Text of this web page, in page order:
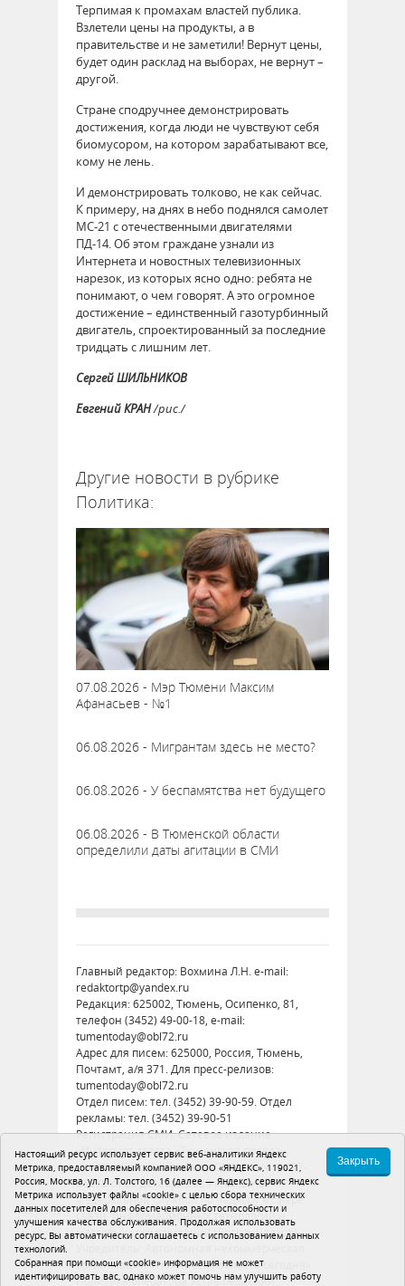
Терпимая к промахам властей публика.
Взлетели цены на продукты, а в
правительстве и не заметили! Вернут цены,
будет один расклад на выборах, не вернут –
другой.
Стране сподручнее демонстрировать
достижения, когда люди не чувствуют себя
биомусором, на котором зарабатывают все,
кому не лень.
И демонстрировать толково, не как сейчас.
К примеру, на днях в небо поднялся самолет
МС-21 с отечественными двигателями
ПД-14. Об этом граждане узнали из
Интернета и новостных телевизионных
нарезок, из которых ясно одно: ребята не
понимают, о чем говорят. А это огромное
достижение – единственный газотурбинный
двигатель, спроектированный за последние
тридцать с лишним лет.
Сергей ШИЛЬНИКОВ
Евгений КРАН/рис./
Другие новости в рубрике
Политика:
07.08.2026 - Мэр Тюмени Максим
Афанасьев - №1
06.08.2026 - Мигрантам здесь не место?
06.08.2026 - У беспамятства нет будущего
06.08.2026 - В Тюменской области
определили даты агитации в СМИ
Главный редактор: Вохмина Л.Н. e-mail:
redaktortp@yandex.ru
Редакция: 625002, Тюмень, Осипенко, 81,
телефон (3452) 49-00-18, e-mail:
tumentoday@obl72.ru
Адрес для писем: 625000, Россия, Тюмень,
Почтамт, а/я 371. Для пресс-релизов:
tumentoday@obl72.ru
Отдел писем: тел. (3452) 39-90-59. Отдел
рекламы: тел. (3452) 39-90-51
Регистрация СМИ: Сетевое издание
«Интернет-газета «Тюменская правда»,
регистрационный номер СМИ Эл № ФС77-
86575 от 26 декабря 2023 г. выдано
Федеральной службой по надзору в сфере
связи, информационных технологий и
массовых коммуникаций (Роскомнадзор)
организация «Тюменская область сегодня»
Политика оператора Устав редакции
Настоящий ресурс использует сервис веб-аналитики Яндекс
Метрика, предоставляемый компанией ООО «ЯНДЕКС», 119021,
Россия, Москва, ул. Л. Толстого, 16 (далее — Яндекс), сервис Яндекс
Метрика использует файлы «cookie» с целью сбора технических
данных посетителей для обеспечения работоспособности и
улучшения качества обслуживания. Продолжая использовать
ресурс, Вы автоматически соглашаетесь с использованием данных
технологий.
Собранная при помощи «cookie» информация не может
идентифицировать вас, однако может помочь нам улучшить работу
Закрыть